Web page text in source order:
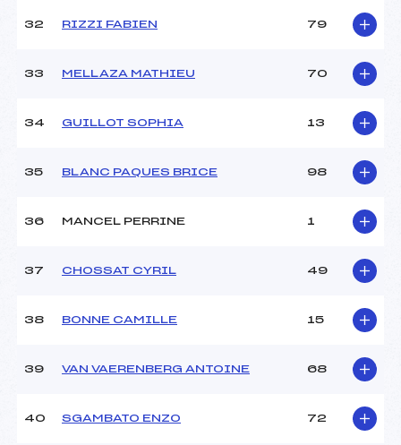
32 RIZZI FABIEN 79
33 MELLAZA MATHIEU 70
34 GUILLOT SOPHIA 13
35 BLANC PAQUES BRICE 98
36 MANCEL PERRINE 1
37 CHOSSAT CYRIL 49
38 BONNE CAMILLE 15
39 VAN VAERENBERG ANTOINE 68
40 SGAMBATO ENZO 72